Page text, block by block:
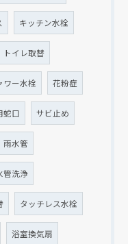
キッチン水栓
トイレ取替
ワー水栓 花粉症
蛇口 サビ止め
雨水管
管洗浄
タッチレス水栓
浴室換気扇